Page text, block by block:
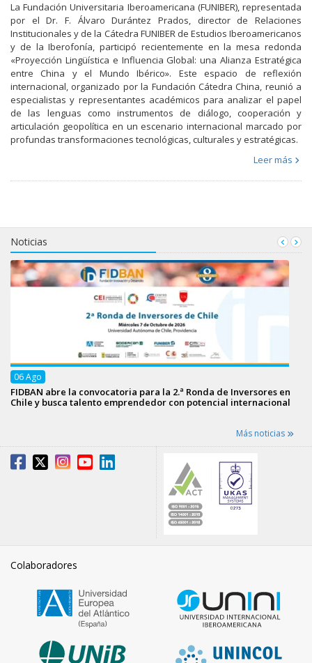
La Fundación Universitaria Iberoamericana (FUNIBER), representada
por el Dr. F. Álvaro Durántez Prados, director de Relaciones
Institucionales y de la Cátedra FUNIBER de Estudios Iberoamericanos
y de la Iberofonía, participó recientemente en la mesa redonda
«Proyección Lingüística e Influencia Global: una Alianza Estratégica
entre China y el Mundo Ibérico». Este espacio de reflexión
internacional, organizado por la Fundación Cátedra China, reunió a
especialistas y representantes académicos para analizar el papel
de las lenguas como instrumentos de diálogo, cooperación y
articulación geopolítica en un escenario internacional marcado por
profundas transformaciones tecnológicas, culturales y estratégicas.
Leer más
Noticias
06Ago
FIDBAN abre la convocatoria para la 2.ª Ronda de Inversores en
Chile y busca talento emprendedor con potencial internacional
Más noticias
Colaboradores